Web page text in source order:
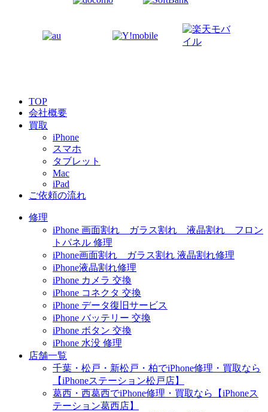
TOP
会社概要
買取
iPhone
スマホ
タブレット
Mac
iPad
ご依頼の流れ
修理
iPhone 画面割れ ガラス割れ 液晶割れ フロン
トパネル 修理
iPhone画面割れ ガラス割れ 液晶割れ修理
iPhone液晶割れ修理
iPhone カメラ 交換
iPhone コネクタ 交換
iPhone データ復旧サービス
iPhone バッテリー 交換
iPhone ボタン 交換
iPhone 水没 修理
店舗一覧
千葉・松戸・新松戸・柏でiPhone修理・買取なら
【iPhoneステーション松戸店】
葛西・西葛西でiPhone修理・買取なら【iPhoneス
テーション葛西店】